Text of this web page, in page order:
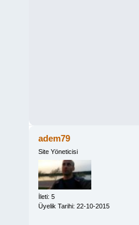
adem79
Site Yöneticisi
İleti: 5
Üyelik Tarihi: 22-10-2015